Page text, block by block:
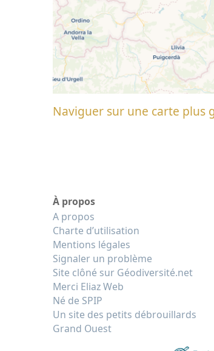
Naviguer sur une carte plus
À propos
A propos
Charte d’utilisation
Mentions légales
Signaler un problème
Site clôné sur Géodiversité.net
Merci Eliaz Web
Né de SPIP
Un site des petits débrouillards
Grand Ouest